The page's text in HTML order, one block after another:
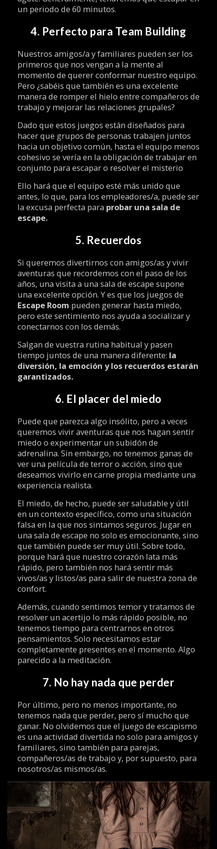
un periodo de 60 minutos.
4. Perfecto para Team Building
Nuestros amigos/a y familiares pueden ser los
primeros que nos vengan a la mente al
momento de querer conformar nuestro equipo.
Pero ¿sabéis que también es una excelente
manera de romper el hielo entre compañeros de
trabajo y mejorar las relaciones grupales?
Dado que estos juegos están diseñados para
hacer que grupos de personas trabajen juntos
hacia un objetivo común, hasta el equipo menos
cohesivo se vería en la obligación de trabajar en
conjunto para escapar o resolver el misterio
Ello hará que el equipo esté más unido que
antes, lo que, para los empleadores/a, puede ser
la excusa perfecta para probar una sala de
escape.
5. Recuerdos
Si queremos divertirnos con amigos/as y vivir
aventuras que recordemos con el paso de los
años, una visita a una sala de escape supone
una excelente opción. Y es que los juegos de
Escape Room pueden generar hasta miedo,
pero este sentimiento nos ayuda a socializar y
conectarnos con los demás.
Salgan de vuestra rutina habitual y pasen
tiempo juntos de una manera diferente: la
diversión, la emoción y los recuerdos estarán
garantizados.
6. El placer del miedo
Puede que parezca algo insólito, pero a veces
queremos vivir aventuras que nos hagan sentir
miedo o experimentar un subidón de
adrenalina. Sin embargo, no tenemos ganas de
ver una película de terror o acción, sino que
deseamos vivirlo en carne propia mediante una
experiencia realista.
El miedo, de hecho, puede ser saludable y útil
en un contexto específico, como una situación
falsa en la que nos sintamos seguros. Jugar en
una sala de escape no solo es emocionante, sino
que también puede ser muy útil. Sobre todo,
porque hará que nuestro corazón lata más
rápido, pero también nos hará sentir más
vivos/as y listos/as para salir de nuestra zona de
confort.
Además, cuando sentimos temor y tratamos de
resolver un acertijo lo más rápido posible, no
tenemos tiempo para centrarnos en otros
pensamientos. Solo necesitamos estar
completamente presentes en el momento. Algo
parecido a la meditación.
7. No hay nada que perder
Por último, pero no menos importante, no
tenemos nada que perder, pero sí mucho que
ganar. No olvidemos que el juego de escapismo
es una actividad divertida no solo para amigos y
familiares, sino también para parejas,
compañeros/as de trabajo y, por supuesto, para
nosotros/as mismos/as.